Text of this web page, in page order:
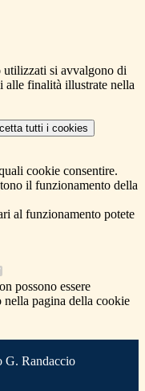
utilizzati si avvalgono di
alle finalità illustrate nella
tutti i cookies
cookie consentire.
il funzionamento della
al funzionamento potete
possono essere
pagina della cookie
G. Randaccio